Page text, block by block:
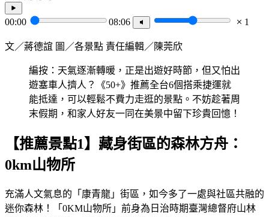
00:00 08:06 1
文／蔣德誼 圖／各景點 責任編輯／陳莞欣
編按：天氣逐漸轉暖，正是出遊好時節，但又怕出
遊塞車人擠人？《50+》推薦全台6個搭乘捷運就
能抵達，可以輕鬆不費力走逛的景點。不妨趁著周
末假期，和家人好友一同在美景中留下珍貴回憶！
【推薦景點1】藏身街區的森林方舟：
0km山物所
充滿人文氣息的「康青龍」街區，如今多了一處與社區共融的
迷你森林！「0KM山物所」前身為日治時期臺灣總督府山林